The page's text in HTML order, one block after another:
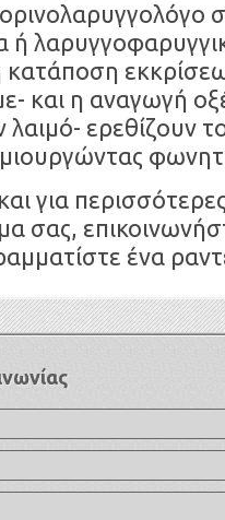
ή
κατάποση
και η αναγωγή
λαιμό- ερεθίζουν
για
σας,
ένα